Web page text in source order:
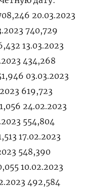
20.03.2023
740,729
13.03.2023
434,268
03.03.2023
619,723
24.02.2023
554,804
17.02.2023
548,390
10.02.2023
492,584